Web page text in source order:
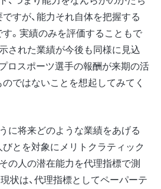
すが、能力それ自体を把握する
。実績のみを評価することもで
された業績が今後も同様に見込
ロスポーツ選手の報酬が来期の活
ではないことを想起してみてく
に将来どのような業績をあげる
とを対象にメリトクラティック
の人の潜在能力を代理指標で測
状は、代理指標としてペーパーテ